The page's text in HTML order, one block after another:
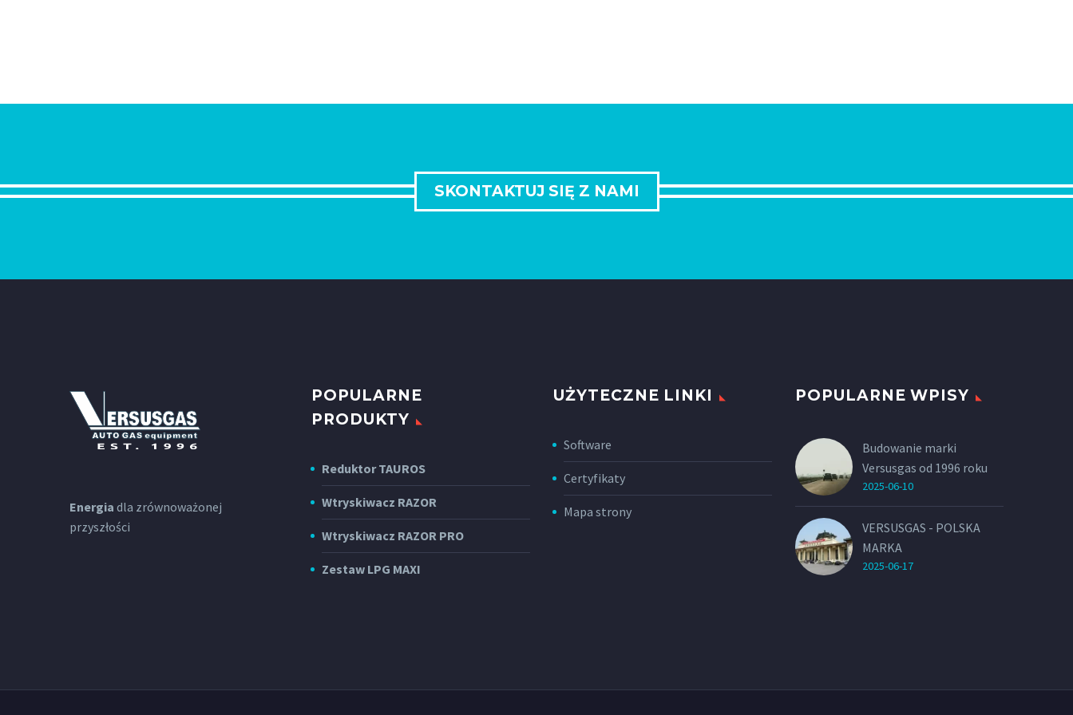
SKONTAKTUJ SIĘ Z NAMI
Energia dla zrównoważonej
przyszłości
POPULARNE
PRODUKTY
Reduktor TAUROS
Wtryskiwacz RAZOR
Wtryskiwacz RAZOR PRO
Zestaw LPG MAXI
UŻYTECZNE LINKI
Software
Certyfikaty
Mapa strony
POPULARNE WPISY
Budowanie marki
Versusgas od 1996 roku
2025-06-10
VERSUSGAS - POLSKA
MARKA
2025-06-17